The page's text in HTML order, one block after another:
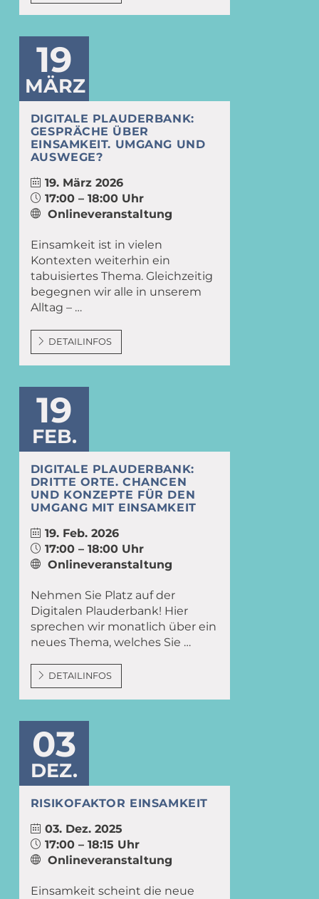
19
MÄRZ
DIGITALE PLAUDERBANK:
GESPRÄCHE ÜBER
EINSAMKEIT. UMGANG UND
AUSWEGE?
19. März 2026
17:00 – 18:00 Uhr
Onlineveranstaltung
Einsamkeit ist in vielen
Kontexten weiterhin ein
tabuisiertes Thema. Gleichzeitig
begegnen wir alle in unserem
Alltag – …
DETAILINFOS
19
FEB.
DIGITALE PLAUDERBANK:
DRITTE ORTE. CHANCEN
UND KONZEPTE FÜR DEN
UMGANG MIT EINSAMKEIT
19. Feb. 2026
17:00 – 18:00 Uhr
Onlineveranstaltung
Nehmen Sie Platz auf der
Digitalen Plauderbank! Hier
sprechen wir monatlich über ein
neues Thema, welches Sie …
DETAILINFOS
03
DEZ.
RISIKOFAKTOR EINSAMKEIT
03. Dez. 2025
17:00 – 18:15 Uhr
Onlineveranstaltung
Einsamkeit scheint die neue